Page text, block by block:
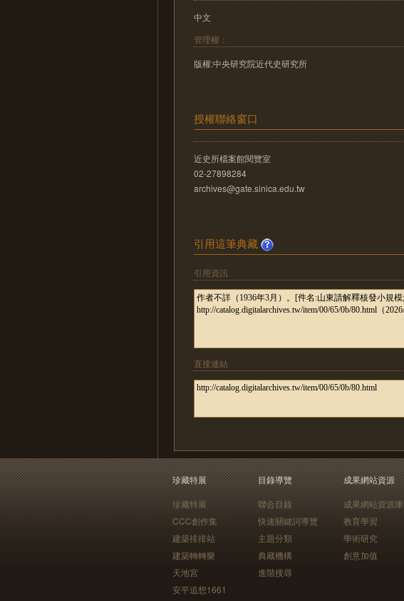
中文
管理權：
版權:中央研究院近代史研究所
授權聯絡窗口
近史所檔案館閱覽室
02-27898284
archives@gate.sinica.edu.tw
引用這筆典藏
引用資訊
直接連結
珍藏特展
珍藏特展
CCC創作集
建築排排站
建築轉轉樂
天地宮
安平追想1661
目錄導覽
聯合目錄
快速關鍵詞導覽
主題分類
典藏機構
進階搜尋
成果網站資源
成果網站資源庫
教育學習
學術研究
創意加值